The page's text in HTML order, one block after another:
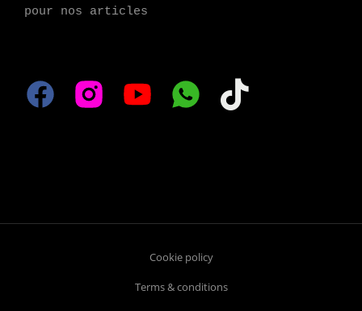
pour nos articles
Cookie policy
Terms & conditions